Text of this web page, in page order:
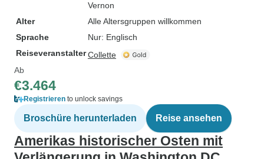
Vernon
Alter
Alle Altersgruppen willkommen
Sprache
Nur: Englisch
ReiseveranstalterCollette
Ab
€3.464
Registrieren to unlock savings
Broschüre herunterladen Reise ansehen
Amerikas historischer Osten mit